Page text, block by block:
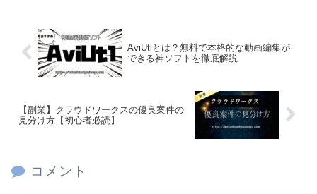
AviUtlとは？無料で本格的な動画編集が
できる神ソフトを徹底解説
【副業】クラウドワークスの優良案件の
見分け方【初心者必読】
コメント